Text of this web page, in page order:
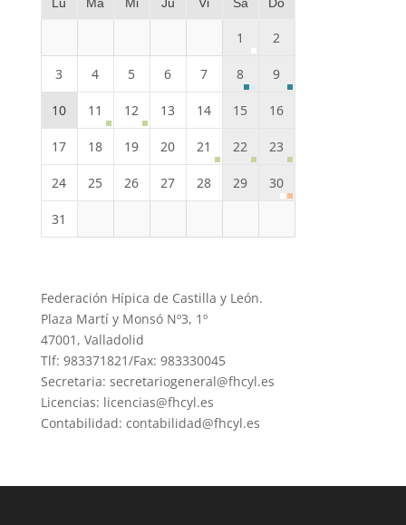
1 2
3 4 5 6 7 8 9
10 11 12 13 14 15 16
17 18 19 20 21 22 23
24 25 26 27 28 29 30
31
Federación Hípica de Castilla y León.
Plaza Martí y Monsó Nº3, 1º
47001, Valladolid
Tlf: 983371821/Fax: 983330045
Secretaria: secretariogeneral@fhcyl.es
Licencias: licencias@fhcyl.es
Contabilidad: contabilidad@fhcyl.es